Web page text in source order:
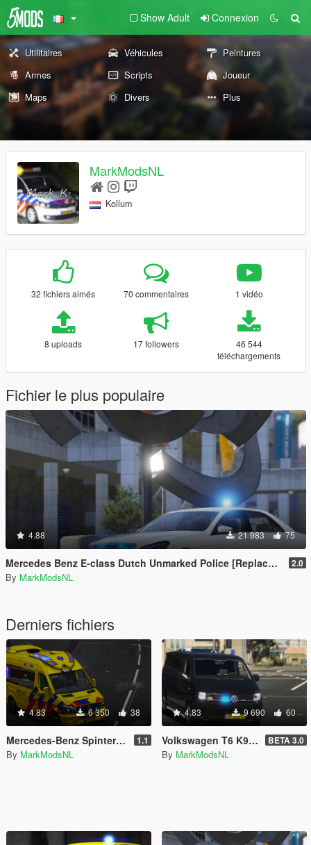
Show Adult Connexion
Utilitaires Véhicules
Peintures
Armes
Scripts
Joueur
Maps
Divers Plus
MarkModsNL
Kollum
32 fichiers aimés 70 commentaires 1 vidéo
8 uploads 17 followers
46 544
téléchargements
Fichier le plus populaire
4.88 21 983 75
Mercedes Benz E-class Dutch Unmarked Police [Replace | ELS] 2.0
By MarkModsNL
Derniers fichiers
4.83 6 350 38
Mercedes-Benz Spinter 2016 Dutch Otaris BZK/OOV [Template/Reflective/ELS/HQ] 1.1
By MarkModsNL
4.83 9 690 60
Volkswagen T6 K9 Unit [HQ/Replace] BETA 3.0
By MarkModsNL